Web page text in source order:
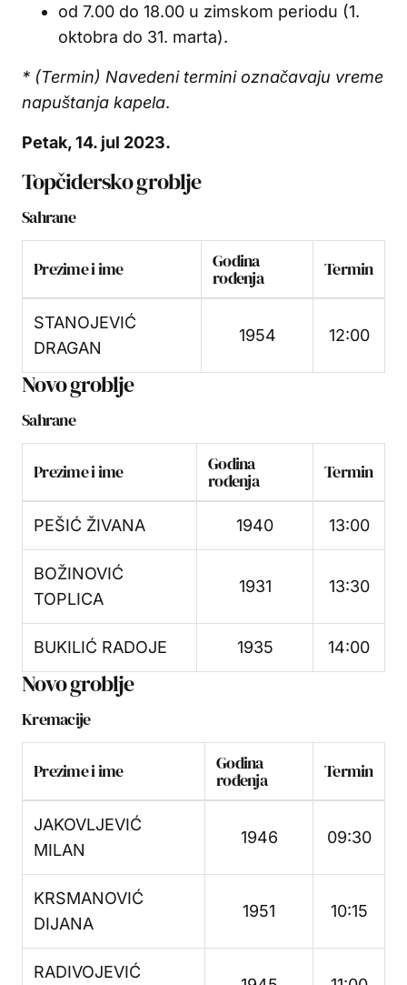
od 7.00 do 18.00 u zimskom periodu (1.
oktobra do 31. marta).
* (Termin) Navedeni termini označavaju vreme
napuštanja kapela.
Petak, 14. jul 2023.
Topčidersko groblje
Sahrane
Prezime i ime Godina
rođenja Termin
STANOJEVIĆ
DRAGAN
1954 12:00
Novo groblje
Sahrane
Prezime i ime Godina
rođenja Termin
PEŠIĆ ŽIVANA 1940 13:00
BOŽINOVIĆ
TOPLICA
1931 13:30
BUKILIĆ RADOJE 1935 14:00
Novo groblje
Kremacije
Prezime i ime Godina
rođenja Termin
JAKOVLJEVIĆ
MILAN
1946 09:30
KRSMANOVIĆ
DIJANA
1951 10:15
RADIVOJEVIĆ